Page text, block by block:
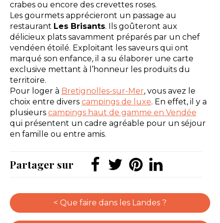
crabes ou encore des crevettes roses.
Les gourmets apprécieront un passage au
restaurant Les Brisants. Ils goûteront aux
délicieux plats savamment préparés par un chef
vendéen étoilé. Exploitant les saveurs qui ont
marqué son enfance, il a su élaborer une carte
exclusive mettant à l’honneur les produits du
territoire.
Pour loger à Bretignolles-sur-Mer, vous avez le
choix entre divers campings de luxe. En effet, il y a
plusieurs campings haut de gamme en Vendée
qui présentent un cadre agréable pour un séjour
en famille ou entre amis.
Partager sur
< Que faire dans les Landes ?